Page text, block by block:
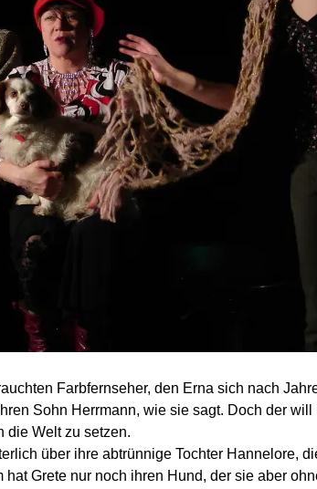
Farb­fernseher, den Erna sich nach
Sohn Herrmann, wie sie sagt. Doch der
die Welt zu setzen.
über ihre ab­trünnige Tochter Hannelore,
Grete nur noch ihren Hund, der sie aber